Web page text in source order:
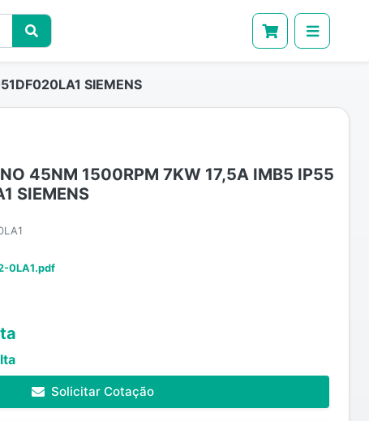
SIEMENS
45NM 1500RPM 7KW 17,5A IMB5 IP55
SIEMENS
0LA1.pdf
Solicitar Cotação